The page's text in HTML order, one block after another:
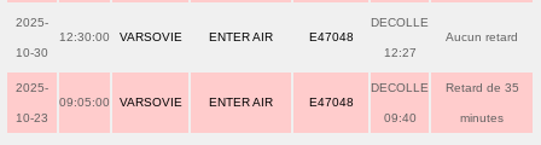
2025-
10-30
12:30:00 VARSOVIE ENTER AIR E47048
DECOLLE
12:27
Aucun retard
2025-
10-23
09:05:00 VARSOVIE ENTER AIR E47048
DECOLLE
09:40
Retard de 35
minutes